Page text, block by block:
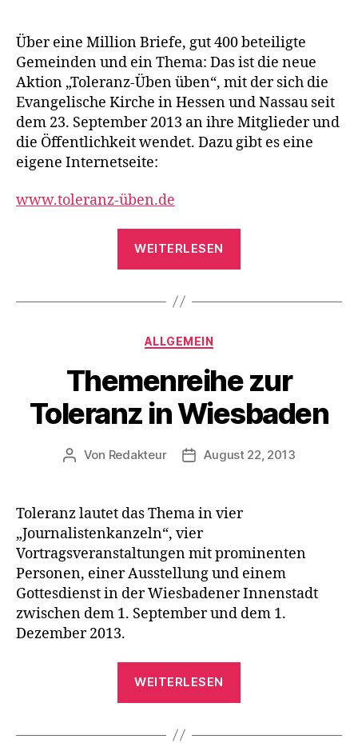
Über eine Million Briefe, gut 400 beteiligte
Gemeinden und ein Thema: Das ist die neue
Aktion „Toleranz-Üben üben“, mit der sich die
Evangelische Kirche in Hessen und Nassau seit
dem 23. September 2013 an ihre Mitglieder und
die Öffentlichkeit wendet. Dazu gibt es eine
eigene Internetseite:
www.toleranz-üben.de
WEITERLESEN
Toleranz“
Kategorien
ALLGEMEIN
Themenreihe zur
Toleranz in Wiesbaden
Beitragsautor
Von Redakteur Beitragsdatum
August 22, 2013
Toleranz lautet das Thema in vier
„Journalistenkanzeln“, vier
Vortragsveranstaltungen mit prominenten
Personen, einer Ausstellung und einem
Gottesdienst in der Wiesbadener Innenstadt
zwischen dem 1. September und dem 1.
Dezember 2013.
WEITERLESEN
in